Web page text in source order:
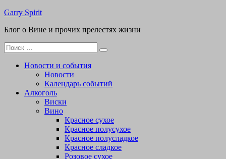
Перейти
содержимому
Garry Spirit
Блог о Вине и прочих прелестях жизни
Поиск
для:
Новости и события
Новости
Календарь событий
Алкоголь
Виски
Вино
Красное сухое
Красное полусухое
Красное полусладкое
Красное сладкое
Розовое сухое